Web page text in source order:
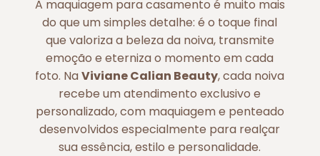
A maquiagem para casamento é muito mais
do que um simples detalhe: é o toque final
que valoriza a beleza da noiva, transmite
emoção e eterniza o momento em cada
foto. NaViviane Calian Beauty, cada noiva
recebe um atendimento exclusivo e
personalizado, com maquiagem e penteado
desenvolvidos especialmente para realçar
sua essência, estilo e personalidade.